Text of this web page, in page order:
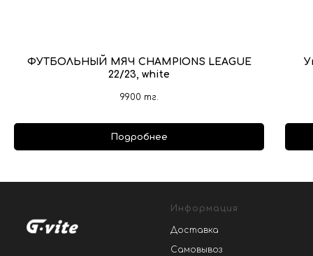
ФУТБОЛЬНЫЙ МЯЧ CHAMPIONS LEAGUE
22/23, white
9900 тг.
Подробнее
Информация
Доставка
Самовывоз